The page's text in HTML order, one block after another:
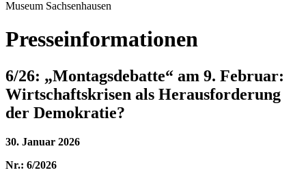
Museum Sachsenhausen
Presseinformationen
6/26: „Montagsdebatte“ am 9. Februar:
Wirtschaftskrisen als Herausforderung
der Demokratie?
30. Januar 2026
Nr.: 6/2026